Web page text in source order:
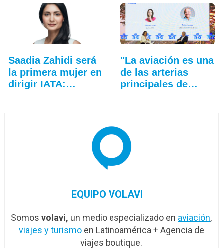
Saadia Zahidi será
la primera mujer en
dirigir IATA:…
"La aviación es una
de las arterias
principales de…
EQUIPO VOLAVI
Somosvolavi, un medio especializado en aviación,
viajes y turismoen Latinoamérica + Agencia de
viajes boutique.